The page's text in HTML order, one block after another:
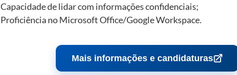
Capacidade de lidar com informações confidenciais;
Proficiência no Microsoft Office/Google Workspace.
Mais informações e candidaturas